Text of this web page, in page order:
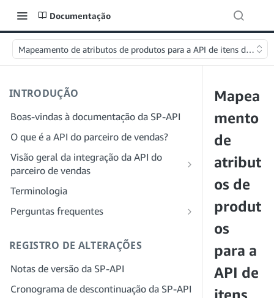
Documentação
Mapeamento de atributos de produtos para a API de itens de
INTRODUÇÃO
Boas-vindas à documentação da SP-API
O que é a API do parceiro de vendas?
Visão geral da integração da API do
parceiro de vendas
Integração como desenvolvedor
Etapa 3: criar um perfil de
desenvolvedor
Etapa 4: registrar um aplicativo
Integração como provedor de serviços
provedor de serviços
Etapa 2: crie uma conta no Portal do
provedor de soluções para sua empresa
Terminologia
Perguntas frequentes
API
provedor de soluções
REGISTRO DE ALTERAÇÕES
Notas de versão da SP-API
Cronograma de descontinuação da SP-API
Mapea
mento
de
atribut
os de
produt
os
para a
API de
itens